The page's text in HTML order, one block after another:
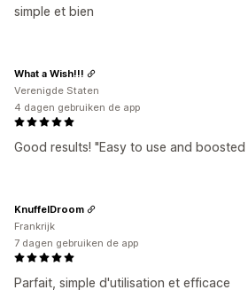
simple et bien
Good results! "Easy to use and boosted
What a Wish!!!
Verenigde Staten
4 dagen gebruiken de app
Parfait, simple d'utilisation et efficace
KnuffelDroom
Frankrijk
7 dagen gebruiken de app